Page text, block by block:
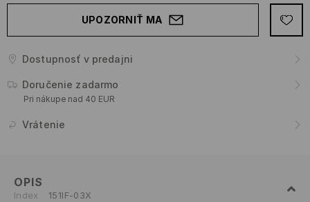
UPOZORNIŤ MA
Dostupnosť v predajni
Doručenie zadarmo
Pri nákupe nad 40 EUR
Vrátenie
OPIS
Index 151IF-03X